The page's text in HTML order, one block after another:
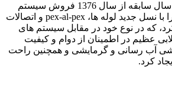
با 26 سال سابقه از سال 1376 فروش سیستم
لوله کشی تولیدی خود را با نسل جديد لوله ها، pex-al-pex و اتصالات
که در نوع خود در مقابل سیستم های
عظیم در اطمينان از دوام و كيفيت
آب رسانی و گرمایشی و همچنين راحت
کرد.